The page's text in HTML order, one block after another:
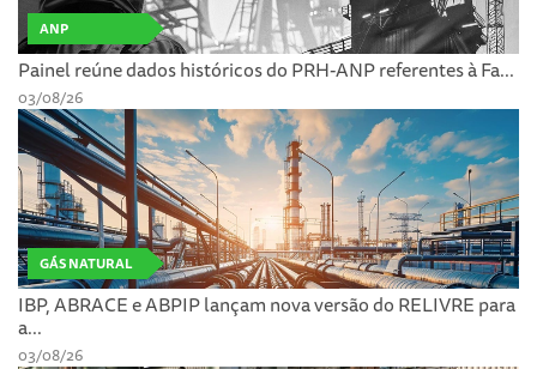
ANP
Painel reúne dados históricos do PRH-ANP referentes à Fa...
03/08/26
GÁS NATURAL
IBP, ABRACE e ABPIP lançam nova versão do RELIVRE para
a...
03/08/26